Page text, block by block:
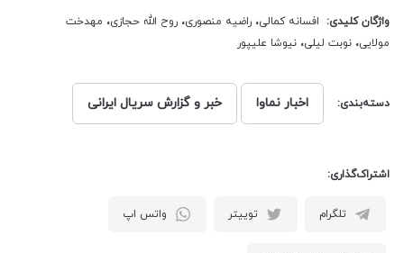
واژگان کلیدی: افسانه کمالی، راضیه منصوری، روح الله حجازی، مهدخت
مولایی، نوبت لیلی، نیوشا علیپور
دسته‌بندی: اخبار نماوا خبر و گزارش سریال ایرانی
اشتراک‌گذاری:
تلگرام توییتر واتس اپ